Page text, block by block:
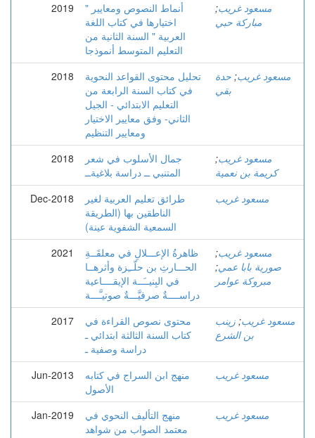
2019
" أنماط النصوص ومعايير
اختيارها في كتاب اللغة
العربية " السنة الثانية من
التعليم المتوسط أنموذجا
مسعود غريب;
مباركة حبي
2018
تحليل محتوى القواعد النحوية
في كتاب السنة الرابعة من
التعليم الابتدائي - الجيل
الثاني- وفق معايير الاختيار
ومعايير التنظيم
مسعود غريب; حدة
بقي
2018
جمال الأسلوب في شعر
المتنبي ــ دراسة بلاغيةــ
مسعود غريب;
كريمة بن نعمية
Dec-2018
طرائق تعليم العربية لغير
الناطقين بها (الطريقة
السمعية الشفوية عينة)
مسعود غريب
2021
ظاهرةُ الإعـــلالِ في معلقَــةِ
الحـــارثِ بن حلّــِزة وأثرهــا
في البِنيــَــة الإيقــــاعية
دراســــةٌ صرفيَّـــةٌ صوتيـَّـــة
مسعود غريب;
صورية بابا عمي;
مبروكة عوامر
2017
محتوى نصوص القراءة في
كتاب السنة الثالثة ابتدائي ـ
دراسة وصفية ـ
مسعود غريب; زينب
بن الشرع
Jun-2013
منهج ابن السراج في كتابه
الأصول
مسعود غريب
Jan-2019
منهج التأليف النحوي في
معتمد الصواب من شواهد
مسعود غريب